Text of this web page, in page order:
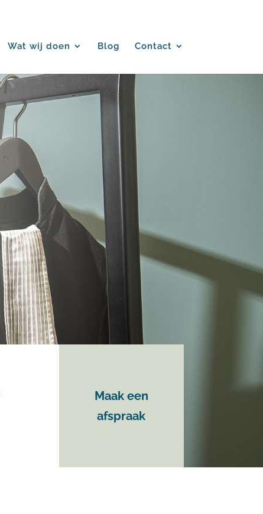
Wat wij doen Blog Contact
Maak een
afspraak